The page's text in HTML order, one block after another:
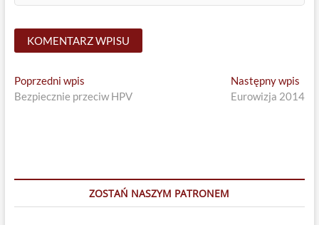
Nawigacja
wpisu
Poprzedni wpisPrevious
post:
Bezpiecznie przeciw HPV
Następny wpis
Eurowizja 2014
ZOSTAŃ NASZYM PATRONEM